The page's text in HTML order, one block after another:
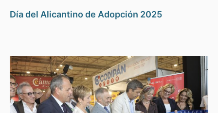
Día del Alicantino de Adopción 2025